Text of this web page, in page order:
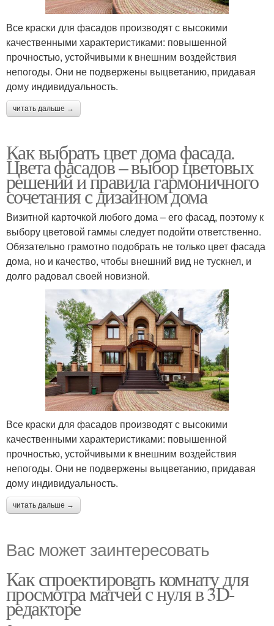
Все краски для фасадов производят с высокими
качественными характеристиками: повышенной
прочностью, устойчивыми к внешним воздействия
непогоды. Они не подвержены выцветанию, придавая
дому индивидуальность.
читать дальше →
Как выбрать цвет дома фасада.
Цвета фасадов – выбор цветовых
решений и правила гармоничного
сочетания с дизайном дома
Визитной карточкой любого дома – его фасад, поэтому к
выбору цветовой гаммы следует подойти ответственно.
Обязательно грамотно подобрать не только цвет фасада
дома, но и качество, чтобы внешний вид не тускнел, и
долго радовал своей новизной.
Все краски для фасадов производят с высокими
качественными характеристиками: повышенной
прочностью, устойчивыми к внешним воздействия
непогоды. Они не подвержены выцветанию, придавая
дому индивидуальность.
читать дальше →
Вас может заинтересовать
Как спроектировать комнату для
просмотра матчей с нуля в 3D-
редакторе